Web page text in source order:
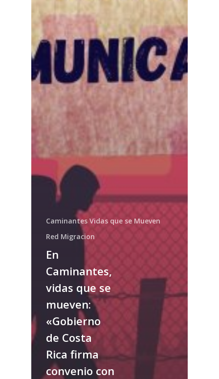
Caminantes Vidas que se Mueven
Red Migracion
En
Caminantes,
vidas que se
mueven:
«Gobierno
de Costa
Rica firma
convenio con